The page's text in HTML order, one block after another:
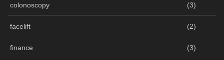
colonoscopy (3)
facelift (2)
finance (3)